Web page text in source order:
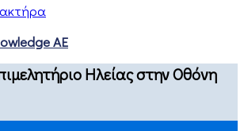
AE
Ηλείας στην Οθόνη